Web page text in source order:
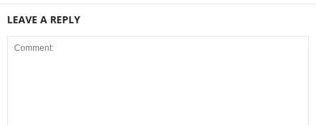
LEAVE A REPLY